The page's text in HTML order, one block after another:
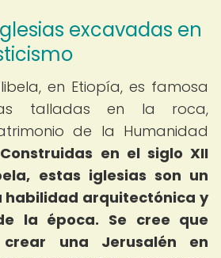
excavadas en
en Etiopía, es famosa
talladas en la roca,
de la Humanidad
Construidas en el siglo XII
estas iglesias son un
habilidad arquitectónica y
la época. Se cree que
una Jerusalén en